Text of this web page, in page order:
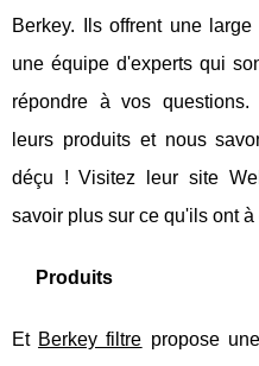
Berkey. Ils offrent une
une équipe d'experts qui
répondre à vos
leurs produits et nous
déçu ! Visitez leur site
savoir plus sur ce qu'ils ont à
Produits
Et Berkey filtre propose